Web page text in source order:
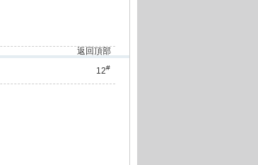
返回頂部
12#